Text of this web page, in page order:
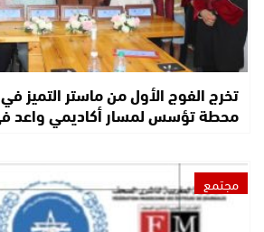
تخرج الفوج الأول من ماستر التميز
محطة تؤسس لمسار أكاديمي واعد
مجتمع